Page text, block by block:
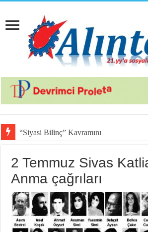
“Siyasi Bilinç” Kavramının Unsurları
2 Temmuz Sivas
Anma çağrıları